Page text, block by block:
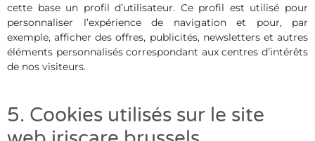
cette base un profil d’utilisateur. Ce profil est utilisé pour
personnaliser l’expérience de navigation et pour, par
exemple, afficher des offres, publicités, newsletters et autres
éléments personnalisés correspondant aux centres d’intérêts
de nos visiteurs.
5. Cookies utilisés sur le site